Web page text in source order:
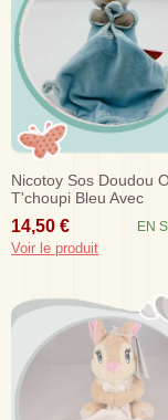
Nicotoy Sos Doudou
T'choupi Bleu Avec
Mouchoir
14,50 € EN
Voir le produit